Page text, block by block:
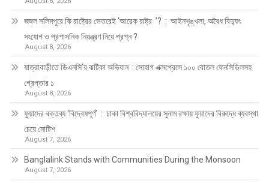
জঙ্গল সলিমপুরে কি রাষ্ট্রের ভেতরেই ‘আরেক রাষ্ট্র ’? : আইনশৃঙ্খলা, অবৈধ বিদ্যুৎ
সংযোগ ও প্রশাসনিক নিয়ন্ত্রণ নিয়ে প্রশ্ন ?
August 8, 2026
যাত্রাবাড়ীতে ডিএনসি’র ঝটিকা অভিযান : সোহাগ এক্সপ্রেসে ১০০ বোতল ফেনসিডিলসহ
গ্রেপ্তার ১
August 8, 2026
ফুয়াদের বক্তব্য ‘বিদ্বেষপূর্ণ’ : ঢাকা বিশ্ববিদ্যালয়ের সুনাম রক্ষায় ফুয়াদের বিরুদ্ধে ব্যবস্থা
চেয়ে নোটিশ
August 7, 2026
Banglalink Stands with Communities During the Monsoon
August 7, 2026